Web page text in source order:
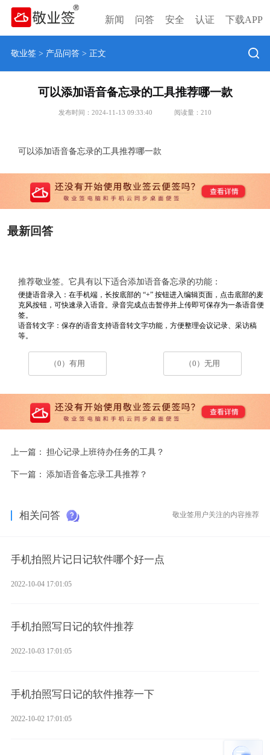
新闻 问答 安全 认证 下载APP
敬业签> 产品问答> 正文
可以添加语音备忘录的工具推荐哪一款
发布时间：2024-11-13 09:33:40 阅读量： 210
可以添加语音备忘录的工具推荐哪一款
最新回答
推荐敬业签。它具有以下适合添加语音备忘录的功能：
便捷语音录入 ：在手机端，长按底部的 “+” 按钮进入编辑页面，点击底部的麦
克风按钮，可快速录入语音。录音完成点击暂停并上传即可保存为一条语音便
签。
语音转文字：保存的语音支持语音转文字功能，方便整理会议记录、采访稿
等。
（0）有用 （0）无用
上一篇： 担心记录上班待办任务的工具？
下一篇： 添加语音备忘录工具推荐？
相关问答 敬业签用户关注的内容推荐
手机拍照片记日记软件哪个好一点
2022-10-04 17:01:05
手机拍照写日记的软件推荐
2022-10-03 17:01:05
手机拍照写日记的软件推荐一下
2022-10-02 17:01:05